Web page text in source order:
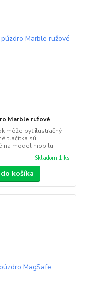
Marble ružové
môže byť ilustračný,
tlačítka sú
na model mobilu
Skladom 1 ks
košíka